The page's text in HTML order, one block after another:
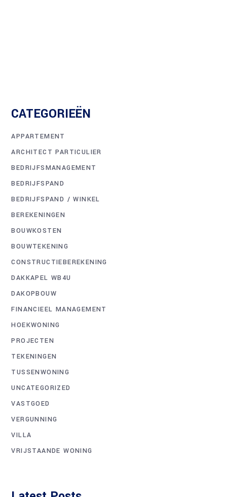
CATEGORIEËN
APPARTEMENT
ARCHITECT PARTICULIER
BEDRIJFSMANAGEMENT
BEDRIJFSPAND
BEDRIJFSPAND / WINKEL
BEREKENINGEN
BOUWKOSTEN
BOUWTEKENING
CONSTRUCTIEBEREKENING
DAKKAPEL WB4U
DAKOPBOUW
FINANCIEEL MANAGEMENT
HOEKWONING
PROJECTEN
TEKENINGEN
TUSSENWONING
UNCATEGORIZED
VASTGOED
VERGUNNING
VILLA
VRIJSTAANDE WONING